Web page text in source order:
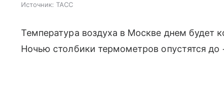
Источник: ТАСС
Температура воздуха в Москве днем будет
Ночью столбики термометров опустятся до